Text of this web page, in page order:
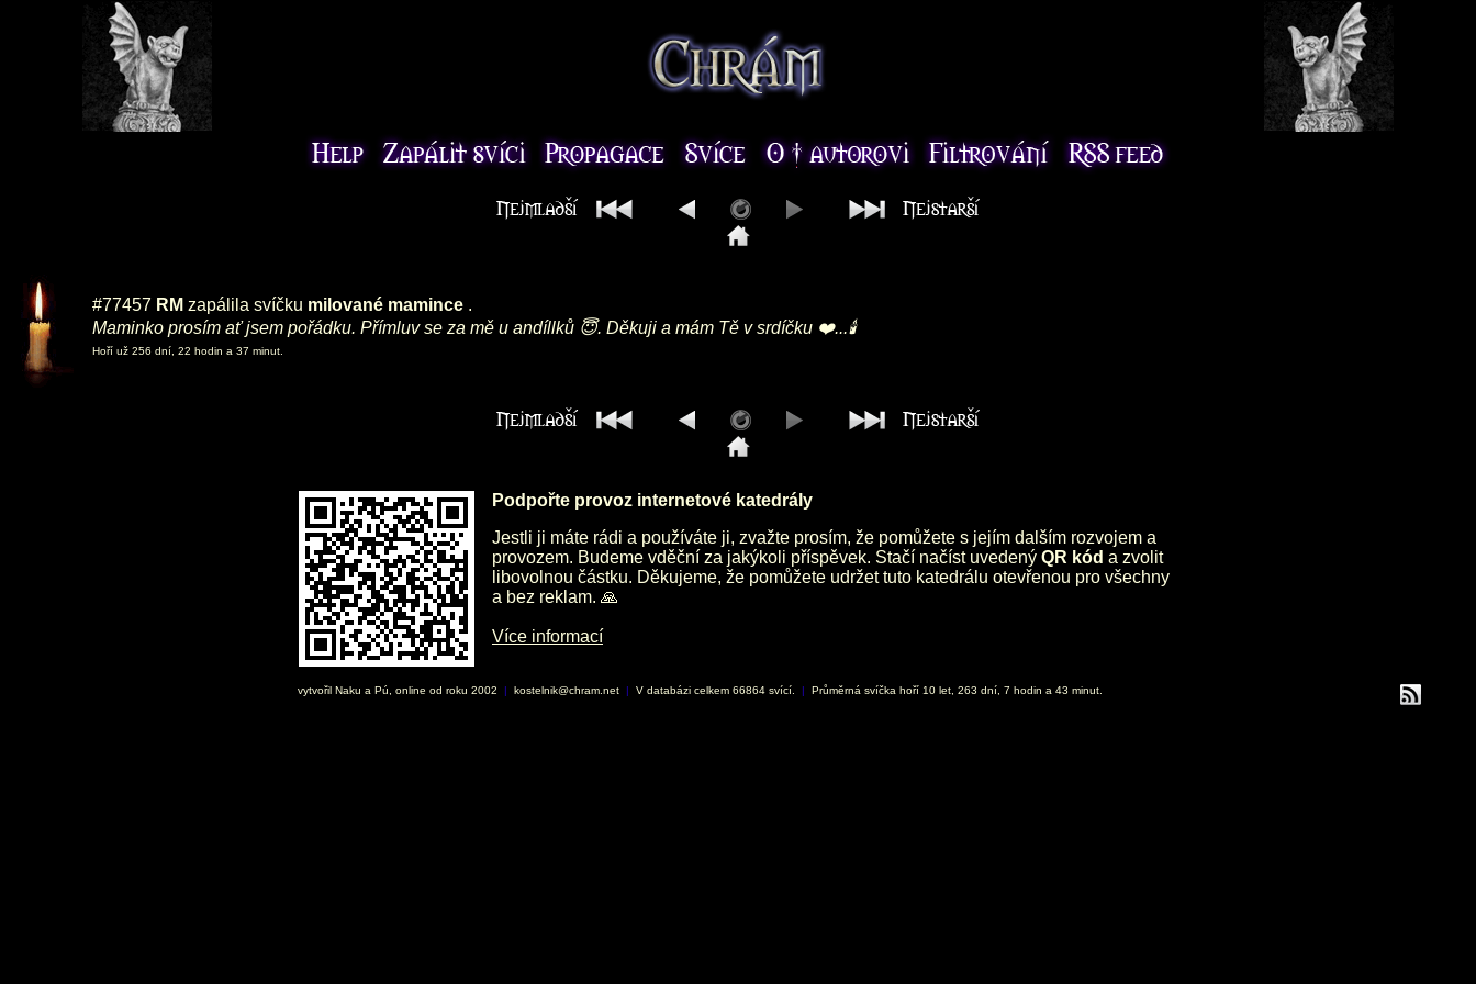
#77457 RM zapálila svíčku milované mamince .
Maminko prosím ať jsem pořádku. Přímluv se za mě u andíllků 😇. Děkuji a mám Tě v srdíčku ❤️...🕯️
Hoří už 256 dní, 22 hodin a 37 minut.
Podpořte provoz internetové katedrály
Jestli ji máte rádi a používáte ji, zvažte prosím, že pomůžete s jejím dalším rozvojem a
provozem. Budeme vděční za jakýkoli příspěvek. Stačí načíst uvedený QR kód a zvolit
libovolnou částku. Děkujeme, že pomůžete udržet tuto katedrálu otevřenou pro všechny
a bez reklam. 🙏
Více informací
vytvořil Naku a Pú, online od roku 2002 | kostelnik@chram.net | V databázi celkem 66864 svící. | Průměrná svíčka hoří 10 let, 263 dní, 7 hodin a 43 minut.